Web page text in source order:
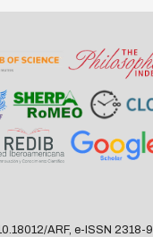
ARF, e-ISSN 2318-